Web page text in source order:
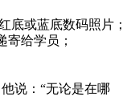
底或蓝底数码照片；
寄给学员；
说：“无论是在哪